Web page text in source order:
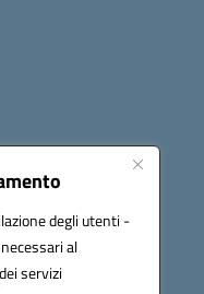
degli utenti -
al
servizi